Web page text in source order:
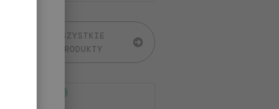
WSZYSTKIE
PRODUKTY